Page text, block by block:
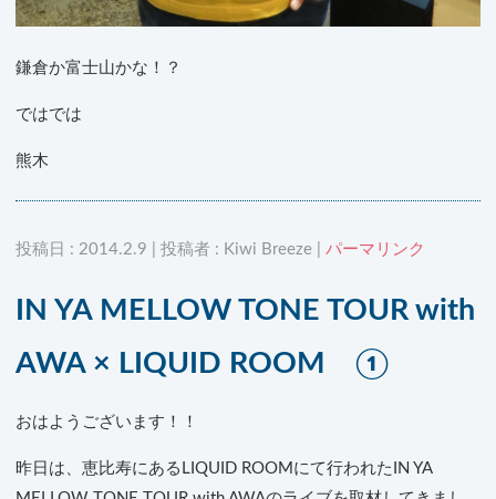
鎌倉か富士山かな！？
ではでは
熊木
投稿日 : 2014.2.9 | 投稿者 : Kiwi Breeze | パーマリンク
IN YA MELLOW TONE TOUR with
AWA × LIQUID ROOM ①
おはようございます！！
昨日は、恵比寿にあるLIQUID ROOMにて行われたIN YA